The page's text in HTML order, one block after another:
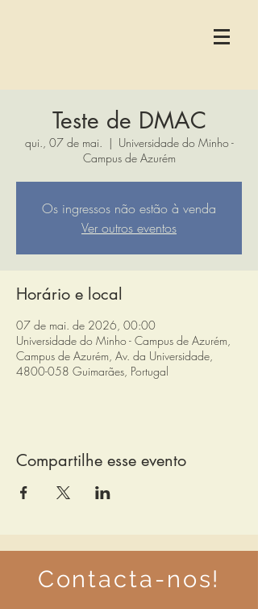
Teste de DMAC
qui., 07 de mai.
  |
Universidade do Minho -
Campus de Azurém
Os ingressos não estão à venda
Ver outros eventos
Horário e local
07 de mai. de 2026, 00:00
Universidade do Minho - Campus de Azurém,
Campus de Azurém, Av. da Universidade,
4800-058 Guimarães, Portugal
Compartilhe esse evento
Contacta-nos!